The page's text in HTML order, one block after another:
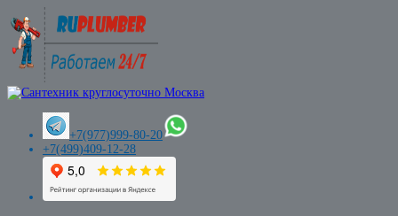
+7(977)999-80-20
+7(499)409-12-28